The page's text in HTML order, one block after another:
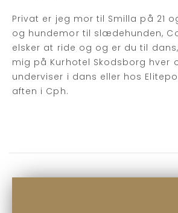
Privat er jeg mor til Smilla på 21
og hundemor til slædehunden,
elsker at ride og og er du til
mig på Kurhotel Skodsborg hver
underviser i dans eller hos
aften i Cph.